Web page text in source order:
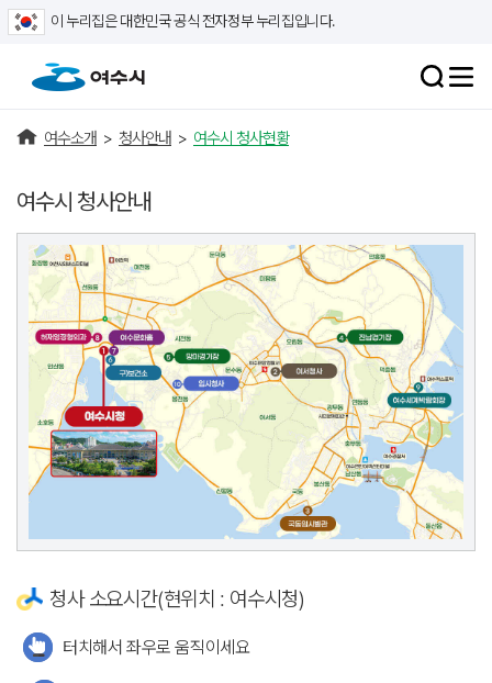
이 누리집은 대한민국 공식 전자정부 누리집입니다.
여수소개 > 청사안내 > 여수시 청사현황
여수시 청사안내
청사 소요시간(현위치 : 여수시청)
터치해서 좌우로 움직이세요